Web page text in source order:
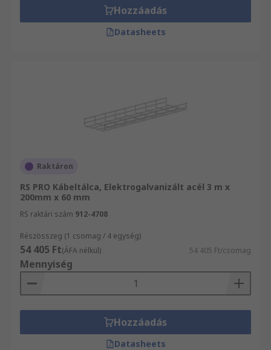
Hozzáadás
Datasheets
Raktáron
RS PRO Kábeltálca, Elektrogalvanizált acél 3 m x
200mm x 60 mm
RS raktári szám 912-4708
Részösszeg (1 csomag / 4 egység)
54 405 Ft(ÁFA nélkül) 54 405 Ft/csomag
Mennyiség
Hozzáadás
Datasheets